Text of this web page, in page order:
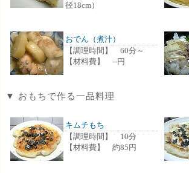
径18cm）
おでん（煮汁）
【調理時間】 60分～
【材料費】 --円
▼ おもちで作る一品料理
キムチもち
【調理時間】 10分
【材料費】 約85円